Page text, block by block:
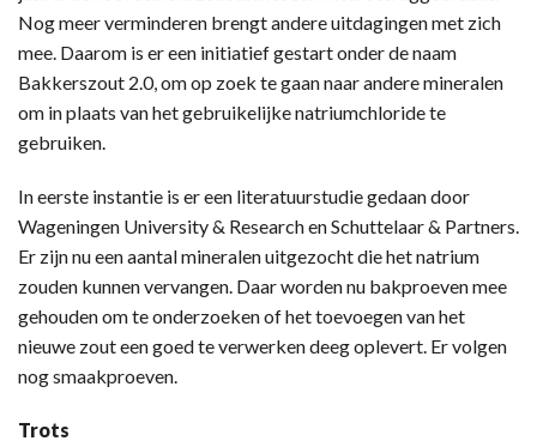
Nog meer verminderen brengt andere uitdagingen met zich
mee. Daarom is er een initiatief gestart onder de naam
Bakkerszout 2.0, om op zoek te gaan naar andere mineralen
om in plaats van het gebruikelijke natriumchloride te
gebruiken.
In eerste instantie is er een literatuurstudie gedaan door
Wageningen University & Research en Schuttelaar & Partners.
Er zijn nu een aantal mineralen uitgezocht die het natrium
zouden kunnen vervangen. Daar worden nu bakproeven mee
gehouden om te onderzoeken of het toevoegen van het
nieuwe zout een goed te verwerken deeg oplevert. Er volgen
nog smaakproeven.
Trots